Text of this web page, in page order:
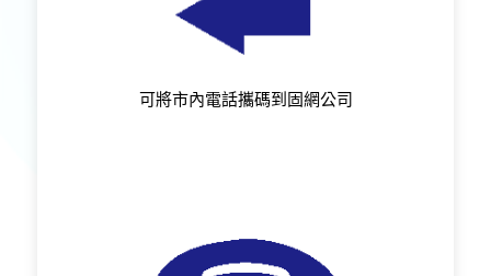
可將市內電話攜碼到固網公司